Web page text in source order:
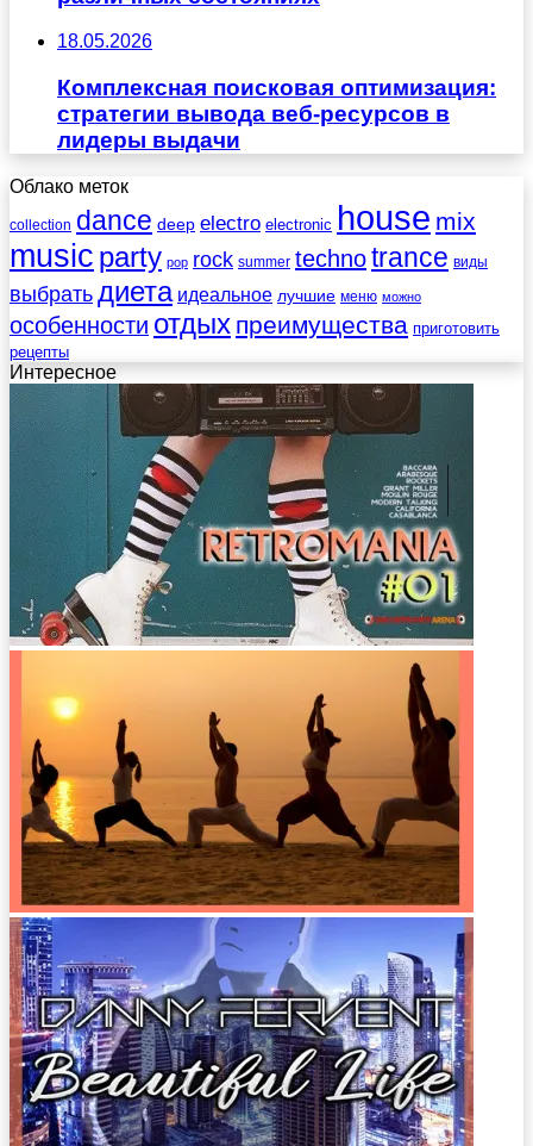
18.05.2026
Комплексная поисковая оптимизация:
стратегии вывода веб-ресурсов в
лидеры выдачи
Облако меток
collection dance deep electro electronic house mix
music party pop rock summer technotrance виды
выбратьдиета идеальное лучшие меню можно
особенности отдых преимущества приготовить
рецепты
Интересное